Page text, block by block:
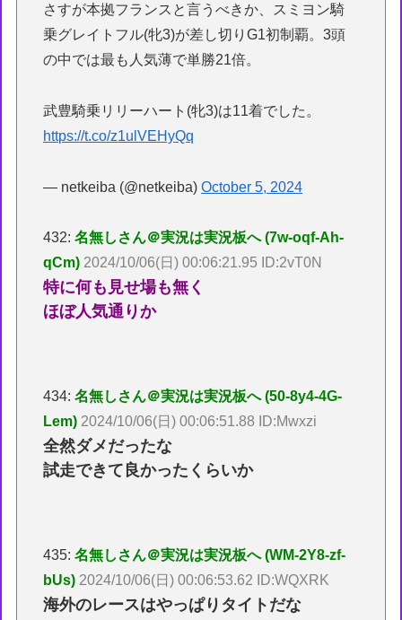
さすが本拠フランスと言うべきか、スミヨン騎
乗グレイトフル(牝3)が差し切りG1初制覇。3頭
の中では最も人気薄で単勝21倍。
武豊騎乗リリーハート(牝3)は11着でした。
https://t.co/z1ulVEHyQq
— netkeiba (@netkeiba)October 5, 2024
432:名無しさん＠実況は実況板へ (7w-oqf-Ah-
qCm) 2024/10/06(日) 00:06:21.95 ID:2vT0N
特に何も見せ場も無く
ほぼ人気通りか
434:名無しさん＠実況は実況板へ (50-8y4-4G-
Lem) 2024/10/06(日) 00:06:51.88 ID:Mwxzi
全然ダメだったな
試走できて良かったくらいか
435:名無しさん＠実況は実況板へ (WM-2Y8-zf-
bUs) 2024/10/06(日) 00:06:53.62 ID:WQXRK
海外のレースはやっぱりタイトだな